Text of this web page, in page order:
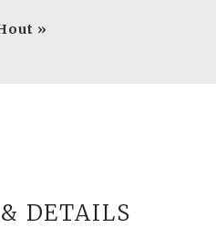
»
DETAILS